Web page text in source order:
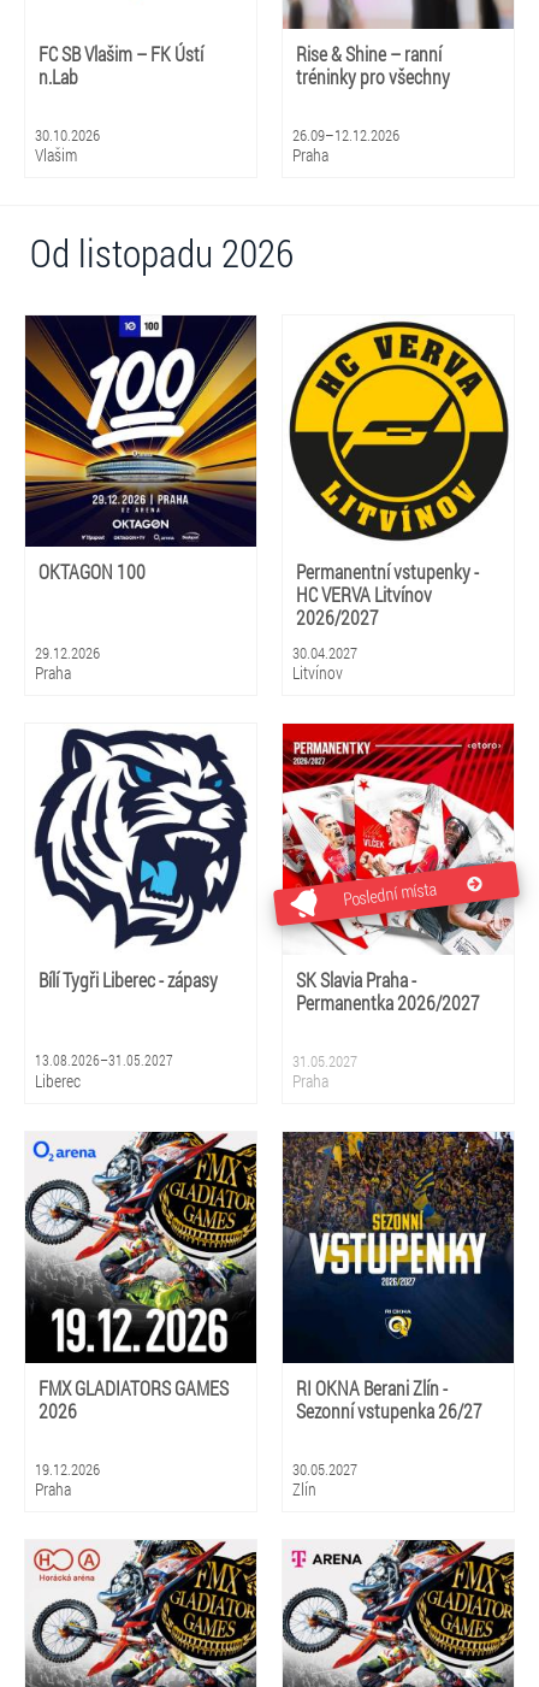
FC SB Vlašim – FK Ústí
n.Lab
30.10.2026
Vlašim
Rise & Shine – ranní
tréninky pro všechny
26.09–12.12.2026
Praha
Od listopadu 2026
OKTAGON 100
29.12.2026
Praha
Permanentní vstupenky -
HC VERVA Litvínov
2026/2027
30.04.2027
Litvínov
Bílí Tygři Liberec - zápasy
13.08.2026–31.05.2027
Liberec
Poslední místa
SK Slavia Praha -
Permanentka 2026/2027
31.05.2027
Praha
FMX GLADIATORS GAMES
2026
19.12.2026
Praha
RI OKNA Berani Zlín -
Sezonní vstupenka 26/27
30.05.2027
Zlín